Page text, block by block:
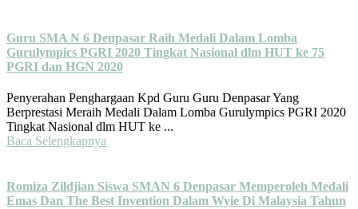
Guru SMA N 6 Denpasar Raih Medali Dalam Lomba
Gurulympics PGRI 2020 Tingkat Nasional dlm HUT ke 75
PGRI dan HGN 2020
Penyerahan Penghargaan Kpd Guru Guru Denpasar Yang
Berprestasi Meraih Medali Dalam Lomba Gurulympics PGRI 2020
Tingkat Nasional dlm HUT ke ...
Baca Selengkapnya
Romiza Zildjian Siswa SMAN 6 Denpasar Memperoleh Medali
Emas Dan The Best Invention Dalam Wyie Di Malaysia Tahun